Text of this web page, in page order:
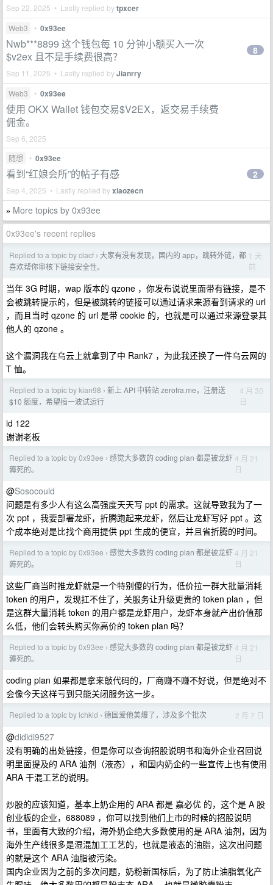
Sep 22, 2025 • Lastly replied bytpxcer
Web3 • 0x93ee
Nwb***8899 这个钱包每 10 分钟小额买入一次
$v2ex 且不是手续费很高？
Sep 11, 2025 • Lastly replied byJianrry
8
Web3 • 0x93ee
使用 OKX Wallet 钱包交易$V2EX，返交易手续费
佣金。
Sep 6, 2025
随想
• 0x93ee
看到“红娘会所”的帖子有感
Sep 4, 2025 • Lastly replied byxiaozecn
2
» More topics by 0x93ee
0x93ee's recent replies
Replied to a topic by clacf › 大家有没有发现，国内的 app，跳转外链，都
喜欢帮你审核下链接安全性。
1 天
前
当年 3G 时期，wap 版本的 qzone ，你发布说说里面带有链接，是不
会被跳转提示的，但是被跳转的链接可以通过请求来源看到请求的 url
，而且当时 qzone 的 url 是带 cookie 的，也就是可以通过来源登录其
他人的 qzone 。
这个漏洞我在乌云上就拿到了中 Rank7 ，为此我还换了一件乌云网的
T 恤。
Replied to a topic by kian98 › 新上 API 中转站 zerofra.me，注册送
$10 额度，希望搞一波试运行
4 月 30
日
id 122
谢谢老板
Replied to a topic by 0x93ee › 感觉大多数的 coding plan 都是被龙虾
薅死的。
4 月 21
日
@Sosocould
问题是有多少人有这么高强度天天写 ppt 的需求。这就导致我为了一
次 ppt ，我要部署龙虾，折腾跑起来龙虾，然后让龙虾写好 ppt 。这
个成本绝对是比找个商用提供 ppt 生成的便宜，并且省折腾的时间。
Replied to a topic by 0x93ee › 感觉大多数的 coding plan 都是被龙虾
薅死的。
4 月 21
日
这些厂商当时推龙虾就是一个特别傻的行为，低价拉一群大批量消耗
token 的用户，发现扛不住了，关服务让升级更贵的 token plan ，但
是这群大量消耗 token 的用户都是龙虾用户，龙虾本身就产出价值那
么低，他们会转头购买你高价的 token plan 吗？
Replied to a topic by 0x93ee › 感觉大多数的 coding plan 都是被龙虾
薅死的。
4 月 21
日
coding plan 如果都是拿来敲代码的，厂商赚不赚不好说，但是绝对不
会像今天这样亏到只能关闭服务这一步。
Replied to a topic by lchkid › 德国爱他美爆了，涉及多个批次 2 月 7 日
@dididi9527
没有明确的出处链接，但是你可以查询招股说明书和海外企业召回说
明里面提及的 ARA 油剂（液态），和国内奶企的一些宣传上也有使用
ARA 干混工艺的说明。
炒股的应该知道，基本上奶企用的 ARA 都是 嘉必优 的，这个是 A 股
创业板的企业，688089 ，你可以找到他们上市的时候的招股说明
书，里面有大致的介绍，海外奶企绝大多数使用的是 ARA 油剂，因为
海外生产线很多是湿混加工工艺的，也就是液态的油脂，这次出问题
的就是这个 ARA 油脂被污染。
国内企业因为之前的多次问题，奶粉新国标后，为了防止油脂氧化产